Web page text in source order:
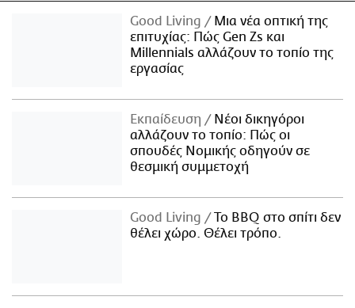
Good Living
Μια νέα οπτική της
επιτυχίας: Πώς Gen Zs και
Millennials αλλάζουν το τοπίο της
εργασίας
Εκπαίδευση
Νέοι δικηγόροι
αλλάζουν το τοπίο: Πώς οι
σπουδές Νομικής οδηγούν σε
θεσμική συμμετοχή
Good Living
Το BBQ στο σπίτι δεν
θέλει χώρο. Θέλει τρόπο.